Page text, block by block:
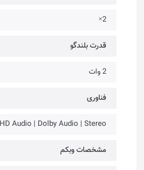
2×
قدرت بلندگو
2 وات
فناوری‌
HD Audio | Dolby Audio | Stereo
مشخصات وبکم